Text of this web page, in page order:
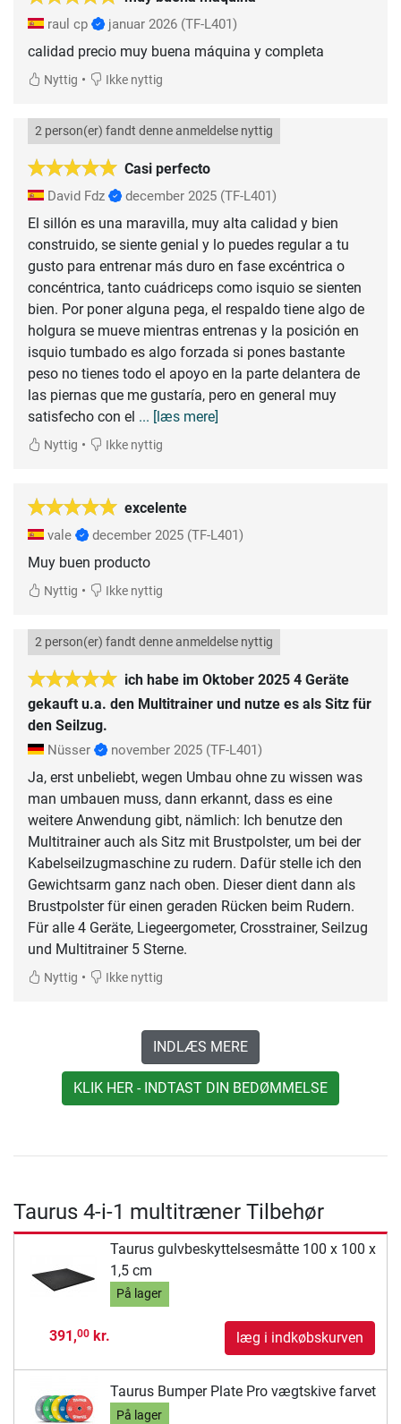
raul cp januar 2026 (TF-L401)
calidad precio muy buena máquina y completa
Nyttig • Ikke nyttig
Casi perfecto
2 person(er) fandt denne anmeldelse nyttig
David Fdz december 2025 (TF-L401)
El sillón es una maravilla, muy alta calidad y bien
construido, se siente genial y lo puedes regular a tu
gusto para entrenar más duro en fase excéntrica o
concéntrica, tanto cuádriceps como isquio se sienten
bien. Por poner alguna pega, el respaldo tiene algo de
holgura se mueve mientras entrenas y la posición en
isquio tumbado es algo forzada si pones bastante
peso no tienes todo el apoyo en la parte delantera de
las piernas que me gustaría, pero en general muy
satisfecho con el ... [læs mere]
Nyttig • Ikke nyttig
excelente
vale december 2025 (TF-L401)
Nyttig • Ikke nyttig
ich habe im Oktober 2025 4 Geräte
gekauft u.a. den Multitrainer und nutze es als Sitz für
den Seilzug.
2 person(er) fandt denne anmeldelse nyttig
Nüsser november 2025 (TF-L401)
Ja, erst unbeliebt, wegen Umbau ohne zu wissen was
man umbauen muss, dann erkannt, dass es eine
weitere Anwendung gibt, nämlich: Ich benutze den
Multitrainer auch als Sitz mit Brustpolster, um bei der
Kabelseilzugmaschine zu rudern. Dafür stelle ich den
Gewichtsarm ganz nach oben. Dieser dient dann als
Brustpolster für einen geraden Rücken beim Rudern.
Für alle 4 Geräte, Liegeergometer, Crosstrainer, Seilzug
Nyttig • Ikke nyttig
INDLÆS MERE
KLIK HER - INDTAST DIN BEDØMMELSE
Taurus 4-i-1 multitræner Tilbehør
Taurus gulvbeskyttelsesmåtte 100 x 100 x
1,5 cm
På lager
391,00kr. læg i indkøbskurven
Taurus Bumper Plate Pro vægtskive farvet
På lager